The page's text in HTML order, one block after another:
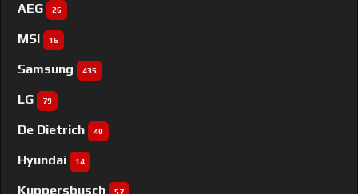
AEG 26
MSI 16
Samsung 435
LG 79
De Dietrich 40
Hyundai 14
Kuppersbusch